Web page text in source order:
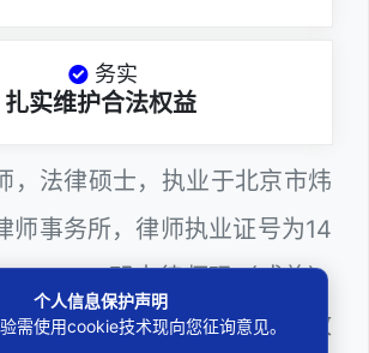
务实
扎实维护合法权益
，法律硕士，执业于北京市炜
师事务所，律师执业证号为14
。邓杰律师现（或曾）
民政府听证员、深圳市某区政
个人信息保护声明
需使用cookie技术现向您征询意见。